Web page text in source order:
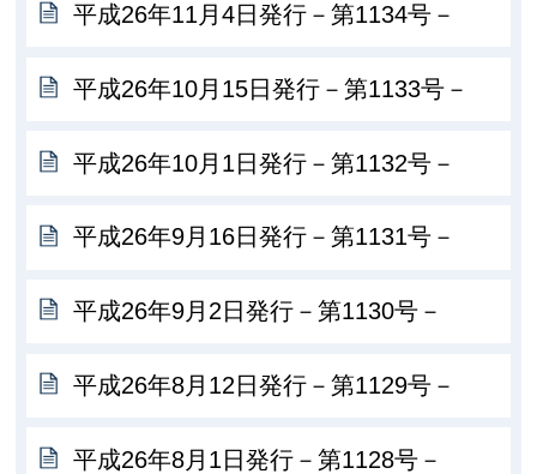
平成26年11月4日発行－第1134号－
平成26年10月15日発行－第1133号－
平成26年10月1日発行－第1132号－
平成26年9月16日発行－第1131号－
平成26年9月2日発行－第1130号－
平成26年8月12日発行－第1129号－
平成26年8月1日発行－第1128号－